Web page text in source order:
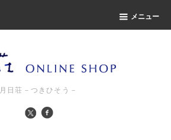
メニュー
月日荘－つきひそう－